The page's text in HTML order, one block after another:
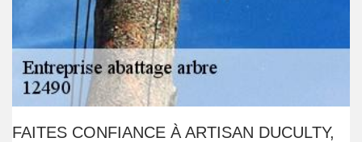
FAITES CONFIANCE À ARTISAN DUCULTY,